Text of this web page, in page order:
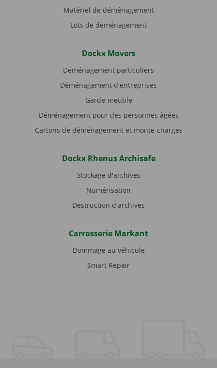
Matériel de déménagement
Lots de déménagement
Dockx Movers
Déménagement particuliers
Déménagement d'entreprises
Garde-meuble
Déménagement pour des personnes âgées
Cartons de déménagement et monte-charges
Dockx Rhenus Archisafe
Stockage d'archives
Numérisation
Destruction d'archives
Carrosserie Markant
Dommage au véhicule
Smart Repair